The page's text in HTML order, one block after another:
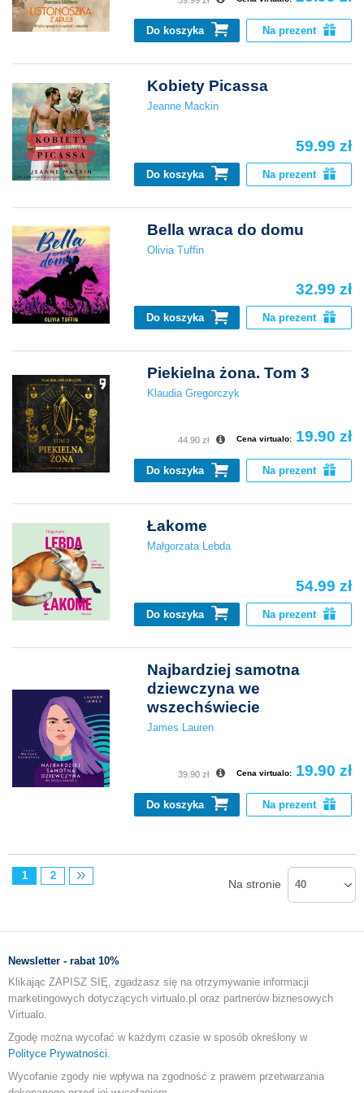
Do koszyka Na prezent
Kobiety Picassa
Jeanne Mackin
59.99 zł
Do koszyka Na prezent
Bella wraca do domu
Olivia Tuffin
32.99 zł
Do koszyka Na prezent
Piekielna żona. Tom 3
Klaudia Gregorczyk
Cena virtualo: 19.90 zł
44.90 zł
Do koszyka Na prezent
Łakome
Małgorzata Lebda
54.99 zł
Do koszyka Na prezent
Najbardziej samotna
dziewczyna we
wszechświecie
James Lauren
Cena virtualo: 19.90 zł
39.90 zł
Do koszyka Na prezent
1 2
Na stronie 40
Newsletter - rabat 10%
Klikając ZAPISZ SIĘ, zgadzasz się na otrzymywanie informacji
marketingowych dotyczących virtualo.pl oraz partnerów biznesowych
Virtualo.
Zgodę można wycofać w każdym czasie w sposób określony w
Polityce Prywatności
Wycofanie zgody nie wpływa na zgodność z prawem przetwarzania